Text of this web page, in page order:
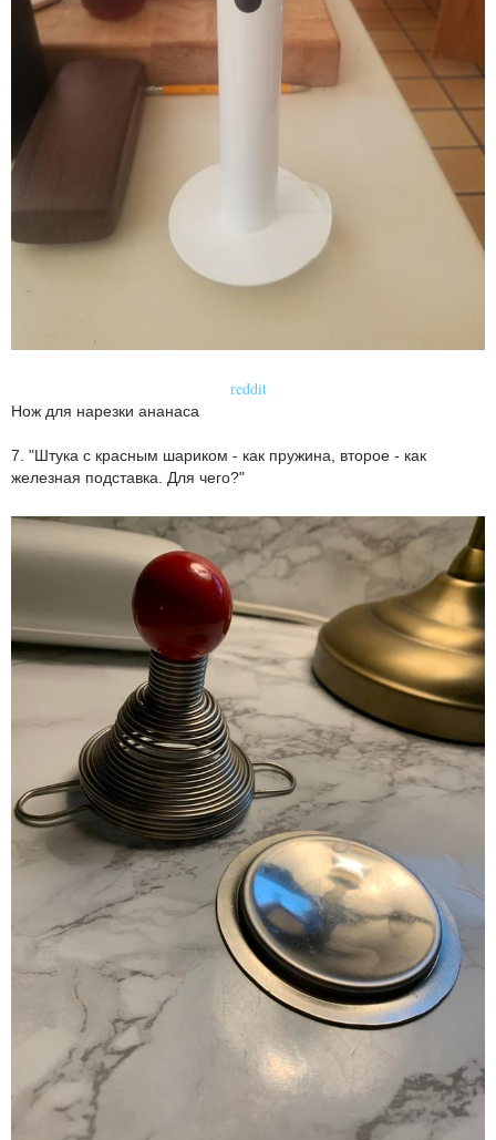
reddit
Нож для нарезки ананаса
7. "Штука с красным шариком - как пружина, второе - как
железная подставка. Для чего?"